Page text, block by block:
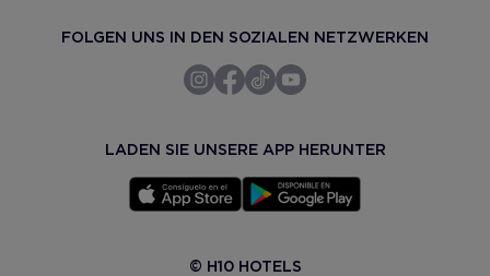
FOLGEN UNS IN DEN SOZIALEN NETZWERKEN
LADEN SIE UNSERE APP HERUNTER
© H10 HOTELS